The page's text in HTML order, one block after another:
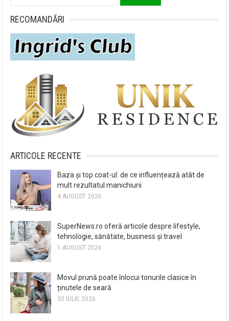
după:
RECOMANDĂRI
ARTICOLE RECENTE
Baza și top coat-ul: de ce influențează atât de
mult rezultatul manichiurii
4 AUGUST 2026
SuperNews.ro oferă articole despre lifestyle,
tehnologie, sănătate, business și travel
1 AUGUST 2026
Movul prună poate înlocui tonurile clasice în
ținutele de seară
30 IULIE 2026